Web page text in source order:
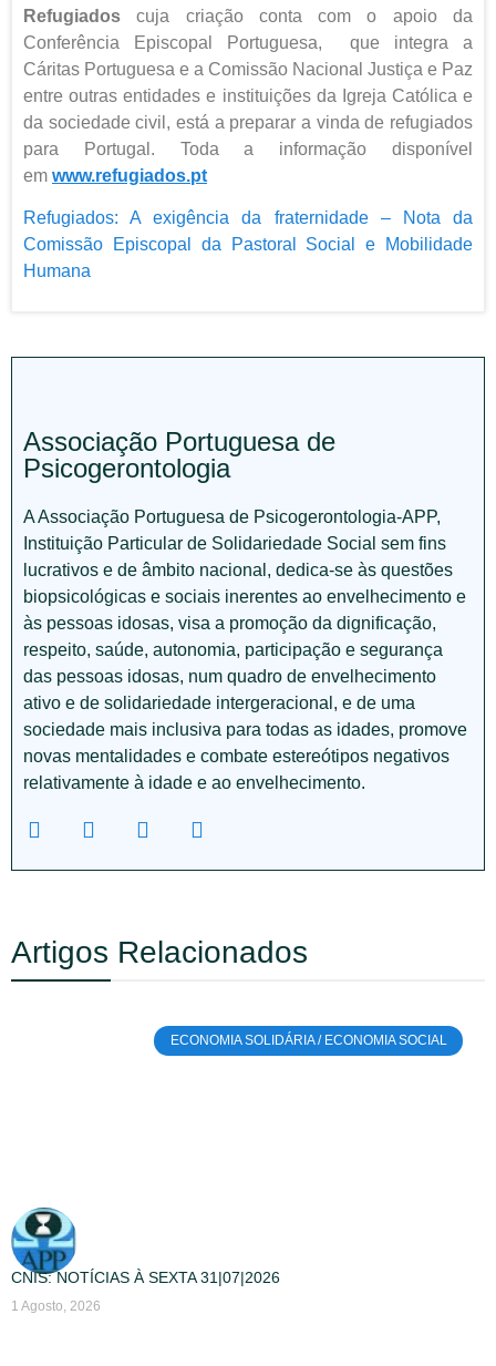
Refugiados cuja criação conta com o apoio da
Conferência Episcopal Portuguesa, que integra a
Cáritas Portuguesa e a Comissão Nacional Justiça e Paz
entre outras entidades e instituições da Igreja Católica e
da sociedade civil, está a preparar a vinda de refugiados
para Portugal. Toda a informação disponível
em www.refugiados.pt
Refugiados: A exigência da fraternidade – Nota da
Comissão Episcopal da Pastoral Social e Mobilidade
Humana
Associação Portuguesa de
Psicogerontologia
A Associação Portuguesa de Psicogerontologia-APP,
Instituição Particular de Solidariedade Social sem fins
lucrativos e de âmbito nacional, dedica-se às questões
biopsicológicas e sociais inerentes ao envelhecimento e
às pessoas idosas, visa a promoção da dignificação,
respeito, saúde, autonomia, participação e segurança
das pessoas idosas, num quadro de envelhecimento
ativo e de solidariedade intergeracional, e de uma
sociedade mais inclusiva para todas as idades, promove
novas mentalidades e combate estereótipos negativos
relativamente à idade e ao envelhecimento.
Artigos Relacionados
ECONOMIA SOLIDÁRIA / ECONOMIA SOCIAL
CNIS: NOTÍCIAS À SEXTA 31|07|2026
1 Agosto, 2026